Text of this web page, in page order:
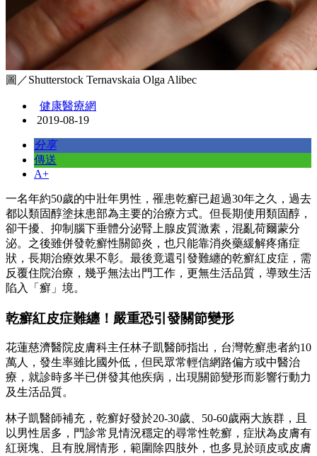
圖／Shutterstock Ternavskaia Olga Alibec
健康醫療網
2019-08-19
分享
傳送
A+
一名年約50歲的中壯年男性，罹患乾癬已超過30年之久，過去
都以類固醇塗抹患部為主要的治療方式。但長期使用類固醇，
卻干擾、抑制腦下垂體分泌腎上腺皮質激素，混亂荷爾蒙分
泌。之後雖併發乾癬性關節炎，也只能靠消炎藥緩解疼痛症
狀，長期治療效果不彰。最後竟還引發難纏的乾癬紅皮症，需
反覆住院治療，幾乎無法出門工作，更無生活品質，導致生活
陷入「癬」境。
乾癬紅皮症難纏！嚴重恐引發關節變形
花蓮慈濟醫院皮膚科主任林子凱醫師指出，台灣乾癬患者約10
萬人，發生率雖比國外低，但民眾常輕信網路偏方或中醫治
療，就診時多半已併發其他疾病，出現關節變形而影響行動力
及生活品質。
林子凱醫師補充，乾癬好發於20-30歲、50-60歲兩大族群，且
以男性居多，門診常見情況穩定的尋常性乾癬，症狀為皮膚有
紅斑塊、且有脫屑情形，範圍除四肢外，也多見於頭皮或皮膚